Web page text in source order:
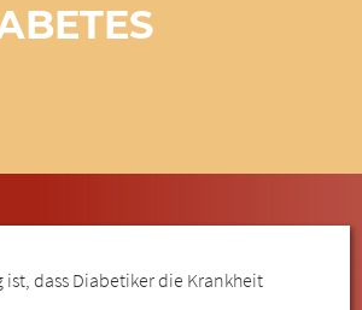
dass Diabetiker die Krankheit